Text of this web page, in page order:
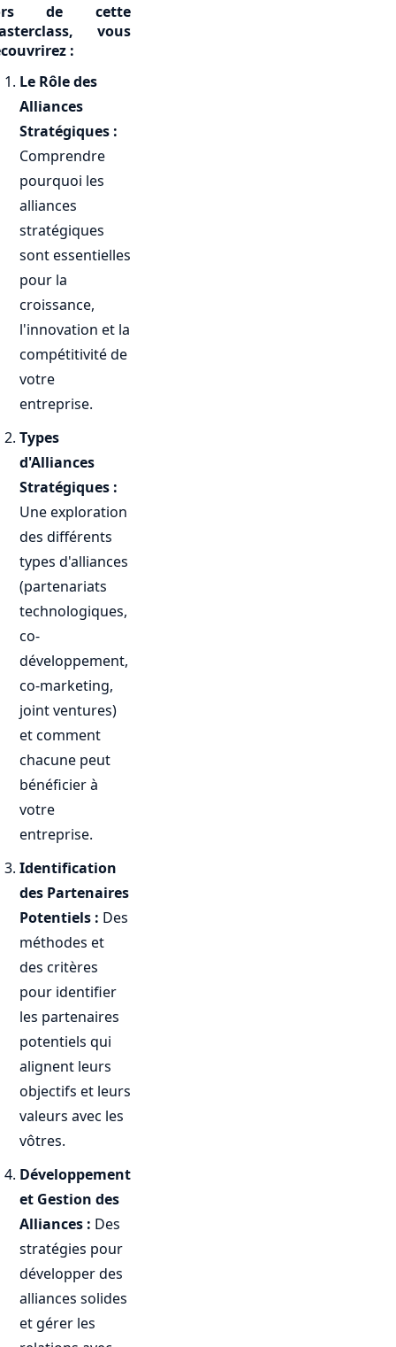
de cette
vous
:
Le Rôle des
Alliances
Stratégiques :
Comprendre
pourquoi les
alliances
stratégiques
sont essentielles
pour la
croissance,
l'innovation et la
compétitivité de
votre
entreprise.
Types
d'Alliances
Stratégiques :
Une exploration
des différents
types d'alliances
(partenariats
technologiques,
co-
développement,
co-marketing,
joint ventures)
et comment
chacune peut
bénéficier à
votre
entreprise.
Identification
des Partenaires
Potentiels : Des
méthodes et
des critères
pour identifier
les partenaires
potentiels qui
alignent leurs
objectifs et leurs
valeurs avec les
vôtres.
Développement
et Gestion des
Alliances : Des
stratégies pour
développer des
alliances solides
et gérer les